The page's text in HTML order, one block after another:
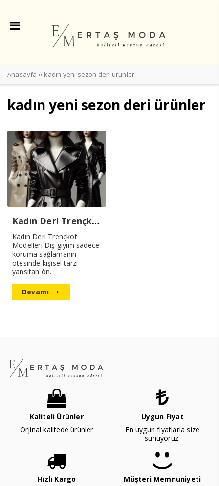
Anasayfa ›› kadın yeni sezon deri ürünler
kadın yeni sezon deri ürünler
Kadın Deri Trençkot Modellerimiz Yeni Sezon
Kadın Deri Trençkot
Modelleri Dış giyim sadece
koruma sağlamanın
ötesinde kişisel tarzı
yansıtan ön...
Devamı
Kaliteli Ürünler
Orjinal kalitede ürünler
Uygun Fiyat
En uygun fiyatlarla size
sunuyoruz.
Hızlı Kargo
Müşteri Memnuniyeti